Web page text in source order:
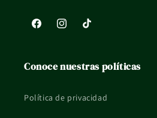
FacebookInstagramTikTok
Conoce nuestras políticas
Política de privacidad